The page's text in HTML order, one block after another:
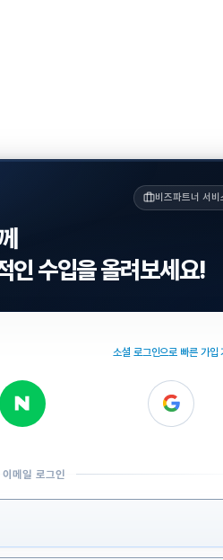
비즈파트너 서비
인 수입을 올려보세요!
소셜 로그인으로 빠른 가입
이메일 로그인